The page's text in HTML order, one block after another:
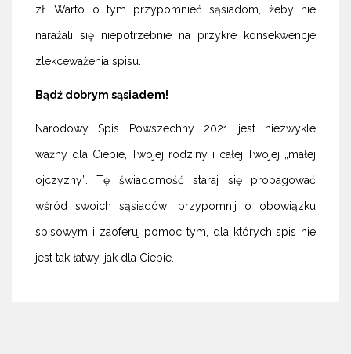
zł. Warto o tym przypomnieć sąsiadom, żeby nie
narażali się niepotrzebnie na przykre konsekwencje
zlekceważenia spisu.
Bądź dobrym sąsiadem!
Narodowy Spis Powszechny 2021 jest niezwykle
ważny dla Ciebie, Twojej rodziny i całej Twojej „małej
ojczyzny”. Tę świadomość staraj się propagować
wśród swoich sąsiadów: przypomnij o obowiązku
spisowym i zaoferuj pomoc tym, dla których spis nie
jest tak łatwy, jak dla Ciebie.